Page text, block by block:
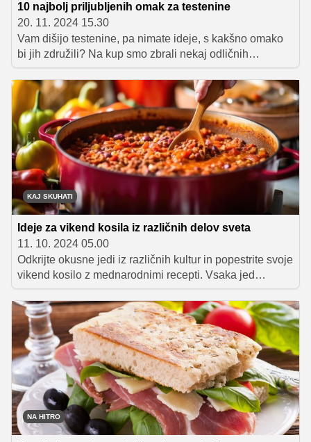
10 najbolj priljubljenih omak za testenine
20. 11. 2024 15.30
Vam dišijo testenine, pa nimate ideje, s kakšno omako
bi jih združili? Na kup smo zbrali nekaj odličnih
predlogov, s katerimi bo kosilo zagotovo odlično. V
nekaterih primerih bo na mizi tudi v manj kot 20 minutah!
KAJ SKUHATI
Ideje za vikend kosila iz različnih delov sveta
11. 10. 2024 05.00
Odkrijte okusne jedi iz različnih kultur in popestrite svoje
vikend kosilo z mednarodnimi recepti. Vsaka jed
prinaša edinstven okus in zgodbo, ki vas bo popeljala
na kulinarično potovanje. Tukaj je sedem receptov, ki jih
morate preizkusiti!
NA HITRO